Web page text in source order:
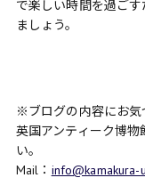
で楽しい時間を過ご
ましょう。
※ブログの内容にお気
英国アンティーク博物
い。
Mail： info@kamakura-